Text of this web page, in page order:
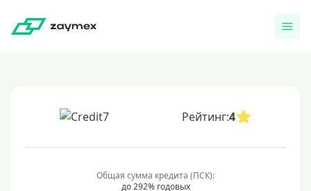
Рейтинг:4
Общая сумма кредита (ПСК):
до 292% годовых